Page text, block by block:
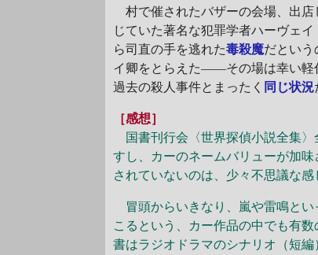
村で催されたバザーの会場、出店
じていた著名な犯罪学者ハーヴェ
ら司直の手を逃れた毒殺魔だという
イ卿をとらえた――その場は幸い軽
過去の殺人事件とまったく 同じ状況
［感想］
国書刊行会〈世界探偵小説全集〉
すし、カーのネームバリューが加
されていないのは、少々不思議な
冒頭からいきなり、嵐や雷鳴とい
こるという、カー作品の中でも有数
書はラジオドラマのシナリオ（短編